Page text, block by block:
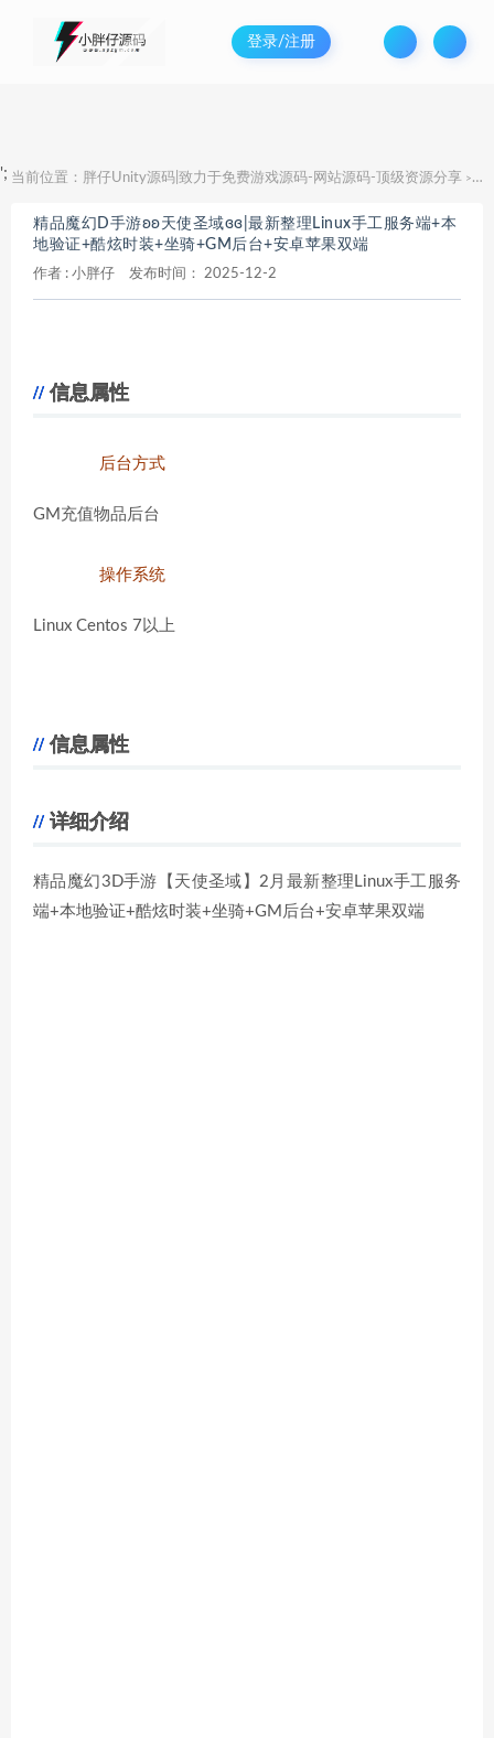
登录/注册
'; 当前位置： 胖仔Unity源码|致力于免费游戏源码-网站源码-顶级资源分享 > 精
精品魔幻D手游ʚʚ天使圣域ɞɞ|最新整理Linux手工服务端+本
地验证+酷炫时装+坐骑+GM后台+安卓苹果双端
作者 : 小胖仔 发布时间： 2025-12-2
信息属性
后台方式
GM充值物品后台
操作系统
Linux Centos 7以上
信息属性
详细介绍
精品魔幻3D手游【天使圣域】2月最新整理Linux手工服务
端+本地验证+酷炫时装+坐骑+GM后台+安卓苹果双端